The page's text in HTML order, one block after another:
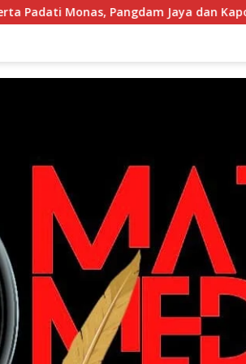
Pangdam Jaya dan Kapolda Metro